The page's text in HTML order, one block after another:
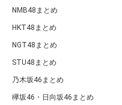
NMB48まとめ
HKT48まとめ
NGT48まとめ
STU48まとめ
乃木坂46まとめ
欅坂46・日向坂46まとめ